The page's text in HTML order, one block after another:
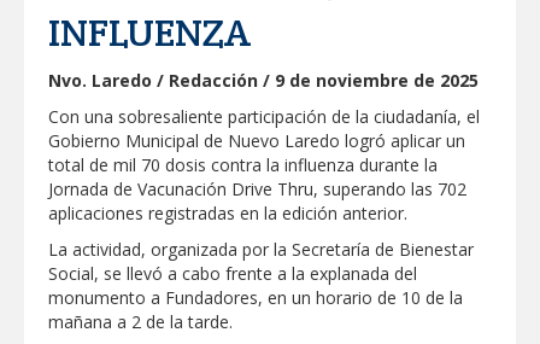
GOBIERNO MUNICIPAL ACERCA
SERVICIOS Y APOYOS A FAMILIAS CON
“PRESIDENCIA CERQUITA DE TI”
Impulsa STPS ferias del empleo para
jóvenes en tres regiones de Tamaulipas
Felicitó Carlos Peña Ortiz a más de 390
de Tamaulipas Norte
GOBIERNO DE CARMEN LILIA
CANTUROSAS INVIERTE EN
INFLUENZA
Nvo. Laredo / Redacción / 9 de noviembre de 2025
Con una sobresaliente participación de la ciudadanía, el
Gobierno Municipal de Nuevo Laredo logró aplicar un
total de mil 70 dosis contra la influenza durante la
Jornada de Vacunación Drive Thru, superando las 702
aplicaciones registradas en la edición anterior.
La actividad, organizada por la Secretaría de Bienestar
Social, se llevó a cabo frente a la explanada del
monumento a Fundadores, en un horario de 10 de la
mañana a 2 de la tarde.